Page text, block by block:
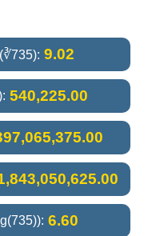
9.02
540,225.00
6.60